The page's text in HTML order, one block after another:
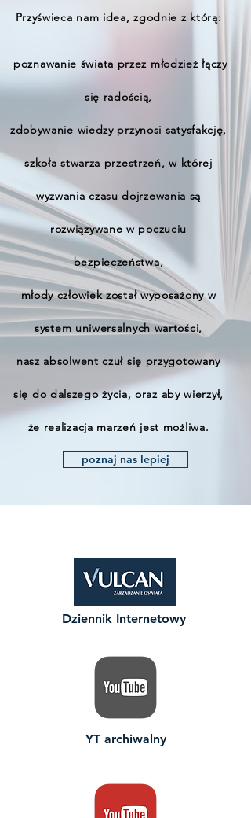
Przyświeca nam idea, zgodnie z którą:
poznawanie świata przez młodzież łączy
się radością,
zdobywanie wiedzy przynosi satysfakcję,
szkoła stwarza przestrzeń, w której
wyzwania czasu dojrzewania są
rozwiązywane w poczuciu
bezpieczeństwa,
młody człowiek został wyposażony w
system uniwersalnych wartości,
nasz absolwent czuł się przygotowany
się do dalszego życia, oraz aby wierzył,
że realizacja marzeń jest możliwa.
poznaj nas lepiej
zobacz także
Dziennik Internetowy
YT archiwalny